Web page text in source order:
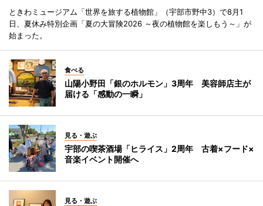
ときわミュージアム「世界を旅する植物館」（宇部市野中3）で8月1
日、夏休み特別企画「夏の大冒険2026 ～夜の植物館を楽しもう～」が
始まった。
食べる
山陽小野田「銀のホルモン」3周年 美容師店主が
届ける「感動の一瞬」
見る・遊ぶ
宇部の喫茶酒場「ヒライス」2周年 古着×フード×
音楽イベント開催へ
見る・遊ぶ